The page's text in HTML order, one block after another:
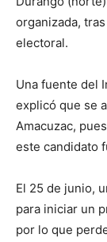
organizada,
electoral.
Una fuente del
explicó que se
Amacuzac,
este candidato
El 25 de junio,
para iniciar un
por lo que